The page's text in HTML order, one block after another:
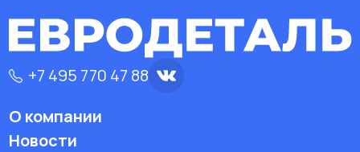
+7 495 770 47 88
О компании
Новости